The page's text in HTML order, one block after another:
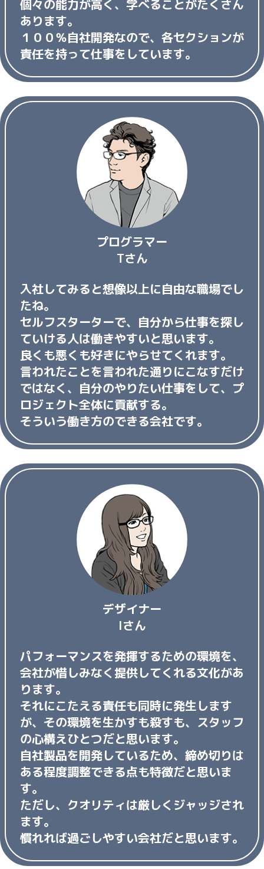
個々の能力が高く、学べることがたくさん
あります。
１００％自社開発なので、各セクションが
責任を持って仕事をしています。
プログラマー
Tさん
入社してみると想像以上に自由な職場でし
たね。
セルフスターターで、自分から仕事を探し
ていける人は働きやすいと思います。
良くも悪くも好きにやらせてくれます。
言われたことを言われた通りにこなすだけ
ではなく、自分のやりたい仕事をして、プ
ロジェクト全体に貢献する。
そういう働き方のできる会社です。
デザイナー
Iさん
パフォーマンスを発揮するための環境を、
会社が惜しみなく提供してくれる文化があ
ります。
それにこたえる責任も同時に発生します
が、その環境を生かすも殺すも、スタッフ
の心構えひとつだと思います。
自社製品を開発しているため、締め切りは
ある程度調整できる点も特徴だと思いま
す。
ただし、クオリティは厳しくジャッジされ
ます。
慣れれば過ごしやすい会社だと思います。